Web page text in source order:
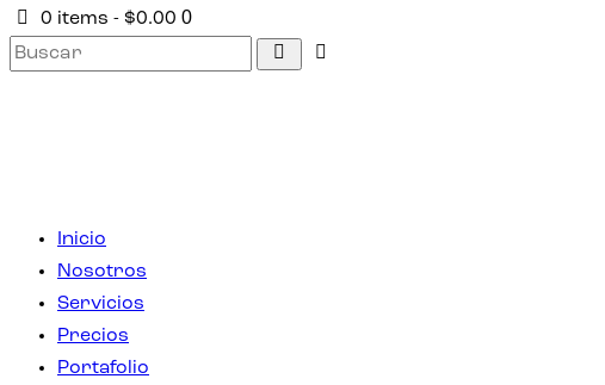
0 items -$0.00 0
Inicio
Nosotros
Servicios
Precios
Portafolio